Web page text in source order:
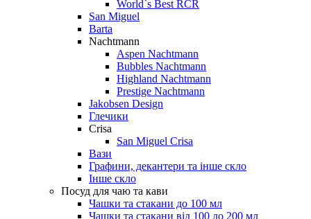
World`s Best RCR
San Miguel
Barta
Nachtmann
Aspen Nachtmann
Bubbles Nachtmann
Highland Nachtmann
Prestige Nachtmann
Jakobsen Design
Глечики
Crisa
San Miguel Crisa
Вази
Графини, декантери та інше скло
Інше скло
Посуд для чаю та кави
Чашки та стакани до 100 мл
Чашки та стакани від 100 до 200 мл